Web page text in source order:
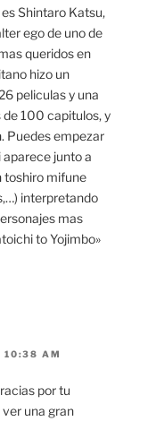
Shintaro Katsu,
ego de uno de
queridos en
hizo un
peliculas y una
de 100 capitulos, y
Puedes empezar
junto a
toshiro mifune
interpretando
mas
to Yojimbo»
10:38 AM
por tu
una gran